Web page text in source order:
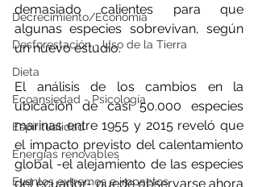
Decrecimiento/Economía
Desforestación - Uso de la Tierra
Dieta
Ecoansiedad - Psicología
Espiritualidad
Energías renovables
Eventos extremos e impactos
demasiado calientes para que
algunas especies sobrevivan, según
un nuevo estudio.
El análisis de los cambios en la
ubicación de casi 50.000 especies
marinas entre 1955 y 2015 reveló que
el impacto previsto del calentamiento
global -el alejamiento de las especies
del ecuador- puede observarse ahora